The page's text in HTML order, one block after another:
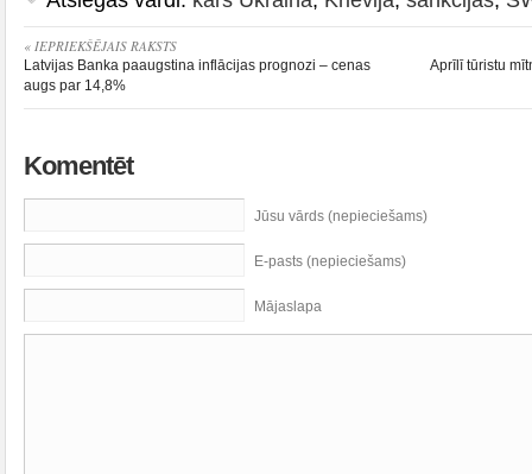
« IEPRIEKŠĒJAIS RAKSTS
Latvijas Banka paaugstina inflācijas prognozi – cenas
augs par 14,8%
Aprīlī tūristu
Komentēt
Jūsu vārds (nepieciešams)
E-pasts (nepieciešams)
Mājaslapa